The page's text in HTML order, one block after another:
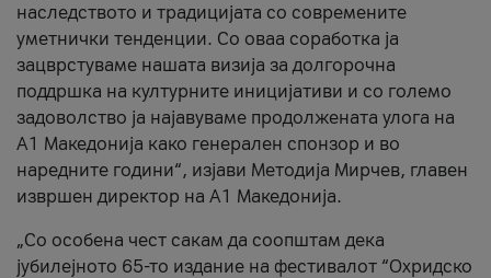
наследството и традицијата со современите
уметнички тенденции. Со оваа соработка ја
зацврстуваме нашата визија за долгорочна
поддршка на културните иницијативи и со големо
задоволство ја најавуваме продолжената улога на
A1 Македонија како генерален спонзор и во
наредните години“, изјави Методија Мирчев, главен
извршен директор на A1 Македонија.
„Со особена чест сакам да соопштам дека
јубилејното 65-то издание на фестивалот “Охридско